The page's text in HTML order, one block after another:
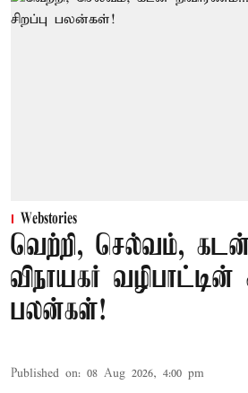
Webstories
வெற்றி, செல்வம்,
விநாயகர் வழிபாட்டின்
பலன்கள்!
Published on: 08 Aug 2026, 4:00 pm